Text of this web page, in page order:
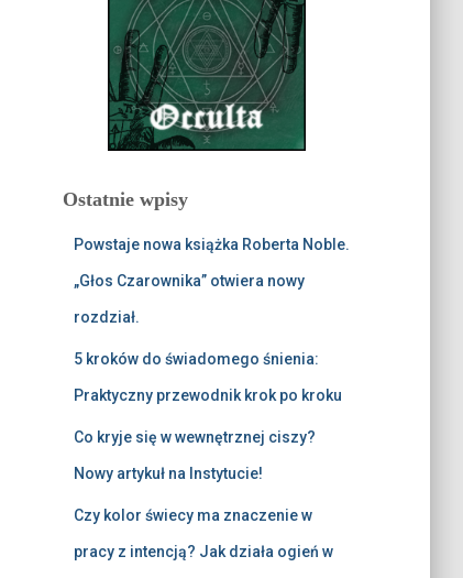
Ostatnie wpisy
Powstaje nowa książka Roberta Noble.
„Głos Czarownika” otwiera nowy
rozdział.
5 kroków do świadomego śnienia:
Praktyczny przewodnik krok po kroku
Co kryje się w wewnętrznej ciszy?
Nowy artykuł na Instytucie!
Czy kolor świecy ma znaczenie w
pracy z intencją? Jak działa ogień w